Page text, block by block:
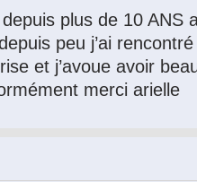
plus de 10 ANS
peu j’ai
et j’avoue avoir
merci arielle